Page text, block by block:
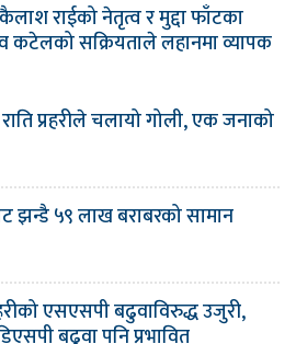
राईको नेतृत्व र मुद्दा फाँटका
कटेलको सक्रियताले लहानमा व्यापक
प्रहरीले चलायो गोली, एक जनाको
झन्डै ५९ लाख बराबरको सामान
एसएसपी बढुवाविरुद्ध उजुरी,
बढुवा पनि प्रभावित